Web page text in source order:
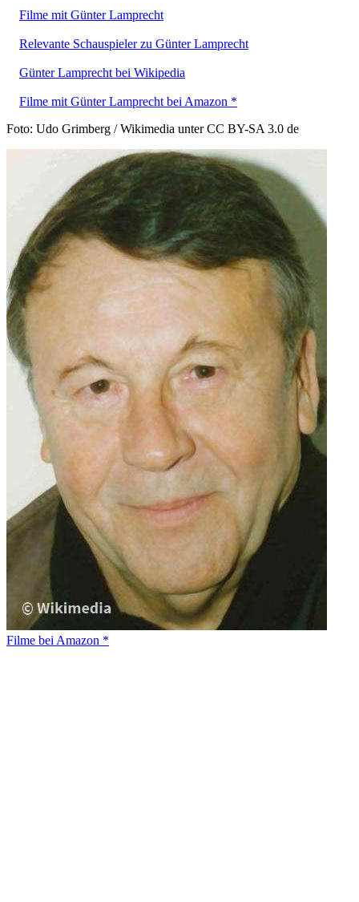
Filme mit Günter Lamprecht
Relevante Schauspieler zu Günter Lamprecht
Günter Lamprecht bei Wikipedia
Filme mit Günter Lamprecht bei Amazon *
Foto: Udo Grimberg / Wikimedia unter CC BY-SA 3.0 de
Filme bei Amazon *